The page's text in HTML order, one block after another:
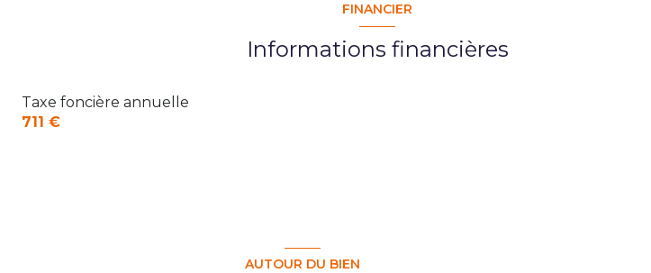
FINANCIER
Informations financières
Taxe foncière annuelle
711 €
AUTOUR DU BIEN